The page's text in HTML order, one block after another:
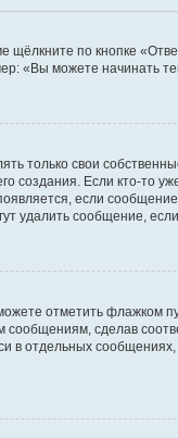
по кнопке
«Вы можете начинать
только свои
создания. Если кто-то
если
удалить сообщение, если
отметить флажком
сделав
в отдельных